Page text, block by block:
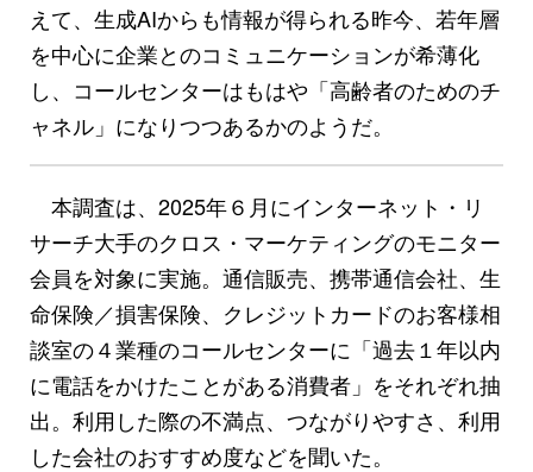
えて、生成AIからも情報が得られる昨今、若年層
を中心に企業とのコミュニケーションが希薄化
し、コールセンターはもはや「高齢者のためのチ
ャネル」になりつつあるかのようだ。
本調査は、2025年６月にインターネット・リ
サーチ大手のクロス・マーケティングのモニター
会員を対象に実施。通信販売、携帯通信会社、生
命保険／損害保険、クレジットカードのお客様相
談室の４業種のコールセンターに「過去１年以内
に電話をかけたことがある消費者」をそれぞれ抽
出。利用した際の不満点、つながりやすさ、利用
した会社のおすすめ度などを聞いた。